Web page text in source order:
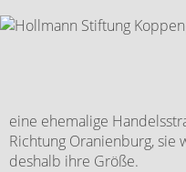
eine ehemalige
Richtung Oranienburg, sie
deshalb ihre Größe.